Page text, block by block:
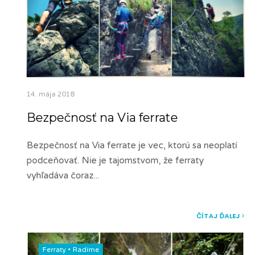
14. mája 2018
Bezpečnosť na Via ferrate
Bezpečnosť na Via ferrate je vec, ktorú sa neoplatí
podceňovať. Nie je tajomstvom, že ferraty
vyhľadáva čoraz...
ČÍTAJ ĎALEJ
Ferraty • Radíme